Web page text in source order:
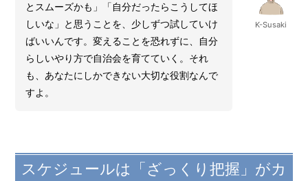
K-Susaki
とスムーズかも」「自分だったらこうしてほ
しいな」と思うことを、少しずつ試していけ
ばいいんです。変えることを恐れずに、自分
らしいやり方で自治会を育てていく。それ
も、あなたにしかできない大切な役割なんで
すよ。
スケジュールは「ざっくり把握」がカ